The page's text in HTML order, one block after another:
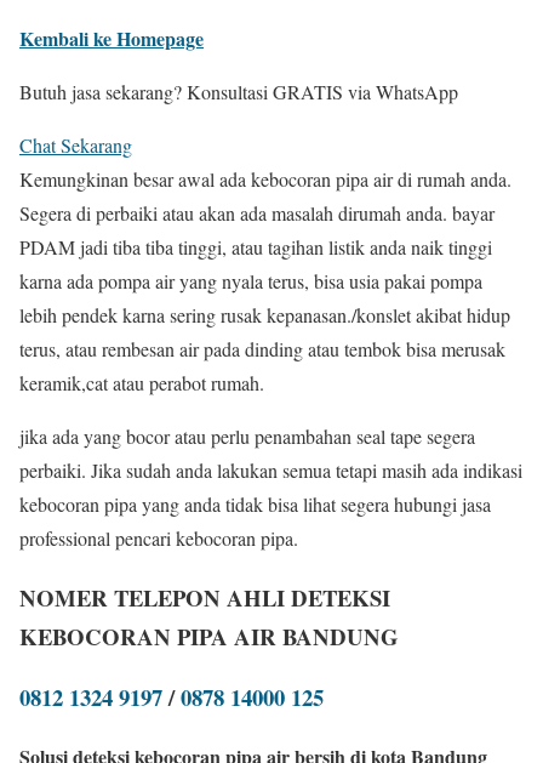
Kembali ke Homepage
Butuh jasa sekarang? Konsultasi GRATIS via WhatsApp
Chat Sekarang
Kemungkinan besar awal ada kebocoran pipa air di rumah anda.
Segera di perbaiki atau akan ada masalah dirumah anda. bayar
PDAM jadi tiba tiba tinggi, atau tagihan listik anda naik tinggi
karna ada pompa air yang nyala terus, bisa usia pakai pompa
lebih pendek karna sering rusak kepanasan./konslet akibat hidup
terus, atau rembesan air pada dinding atau tembok bisa merusak
keramik,cat atau perabot rumah.
jika ada yang bocor atau perlu penambahan seal tape segera
perbaiki. Jika sudah anda lakukan semua tetapi masih ada indikasi
kebocoran pipa yang anda tidak bisa lihat segera hubungi jasa
professional pencari kebocoran pipa.
NOMER TELEPON AHLI DETEKSI
KEBOCORAN PIPA AIR BANDUNG
0812 1324 9197/0878 14000 125
Solusi deteksi kebocoran pipa air bersih di kota Bandung